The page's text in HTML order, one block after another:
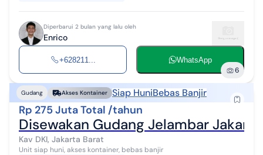
Diperbarui 2 bulan yang lalu oleh
Enrico
+628211... WhatsApp
6
Gudang Akses Kontainer Siap HuniBebas Banjir
Rp 275 Juta Total /tahun
Disewakan Gudang Jelambar
Kav DKI, Jakarta Barat
Unit siap huni, akses kontainer, bebas banjir